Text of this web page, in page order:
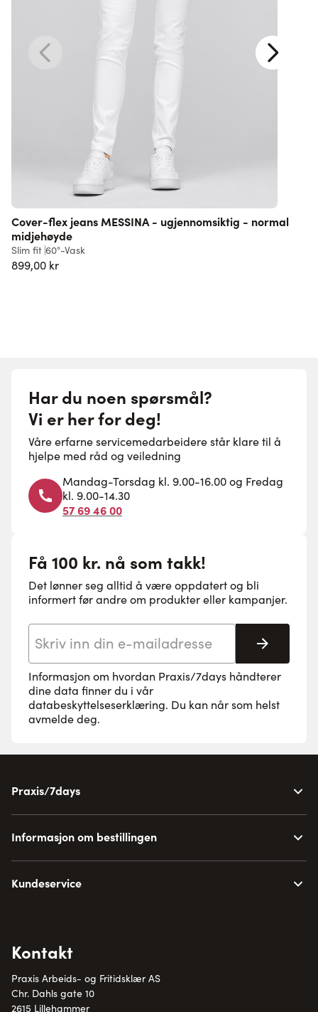
Cover-flex jeans MESSINA - ugjennomsiktig - normal
midjehøyde
Slim fit 60°-Vask
899,00 kr
Har du noen spørsmål?
Vi er her for deg!
Våre erfarne servicemedarbeidere står klare til å
hjelpe med råd og veiledning
Mandag-Torsdag kl. 9.00-16.00 og Fredag
kl. 9.00-14.30
57 69 46 00
Få 100 kr. nå som takk!
Det lønner seg alltid å være oppdatert og bli
informert før andre om produkter eller kampanjer.
Informasjon om hvordan Praxis/7days håndterer
dine data finner du i vår
databeskyttelseserklæring. Du kan når som helst
avmelde deg.
Praxis/7days
Informasjon om bestillingen
Kundeservice
Kontakt
Praxis Arbeids- og Fritidsklær AS
Chr. Dahls gate 10
2615 Lillehammer